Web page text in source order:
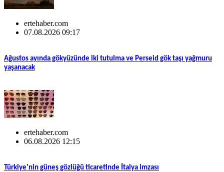
ertehaber.com
07.08.2026 09:17
Ağustos ayında gökyüzünde iki tutulma ve Perseid gök taşı yağmuru
yaşanacak
ertehaber.com
06.08.2026 12:15
Türkiye'nin güneş gözlüğü ticaretinde İtalya imzası